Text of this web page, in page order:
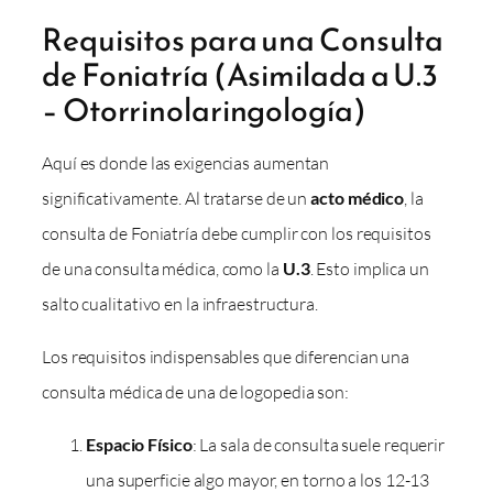
Requisitos para una Consulta
de Foniatría (Asimilada a U.3
– Otorrinolaringología)
Aquí es donde las exigencias aumentan
significativamente. Al tratarse de unacto médico , la
consulta de Foniatría debe cumplir con los requisitos
de una consulta médica, como la U.3. Esto implica un
salto cualitativo en la infraestructura.
Los requisitos indispensables que diferencian una
consulta médica de una de logopedia son:
Espacio Físico: La sala de consulta suele requerir
una superficie algo mayor, en torno a los 12-13